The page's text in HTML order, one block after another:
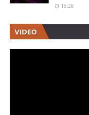
18:28
VIDEO